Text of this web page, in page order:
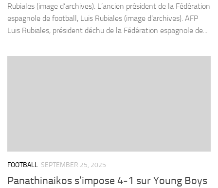
Rubiales (image d’archives). L’ancien président de la Fédération
espagnole de football, Luis Rubiales (image d’archives). AFP
Luis Rubiales, président déchu de la Fédération espagnole de...
FOOTBALL SEPTEMBER 25, 2025
Panathinaikos s’impose 4-1 sur Young Boys